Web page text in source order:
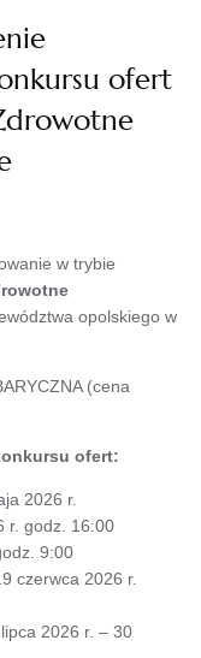
ofert
w trybie
opolskiego w
(cena
ofert:
2026 r.
r. godz. 16:00
9:00
czerwca 2026 r.
2026 r. – 30